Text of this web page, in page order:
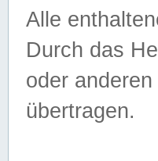
Alle
Durch das
oder
übertragen.